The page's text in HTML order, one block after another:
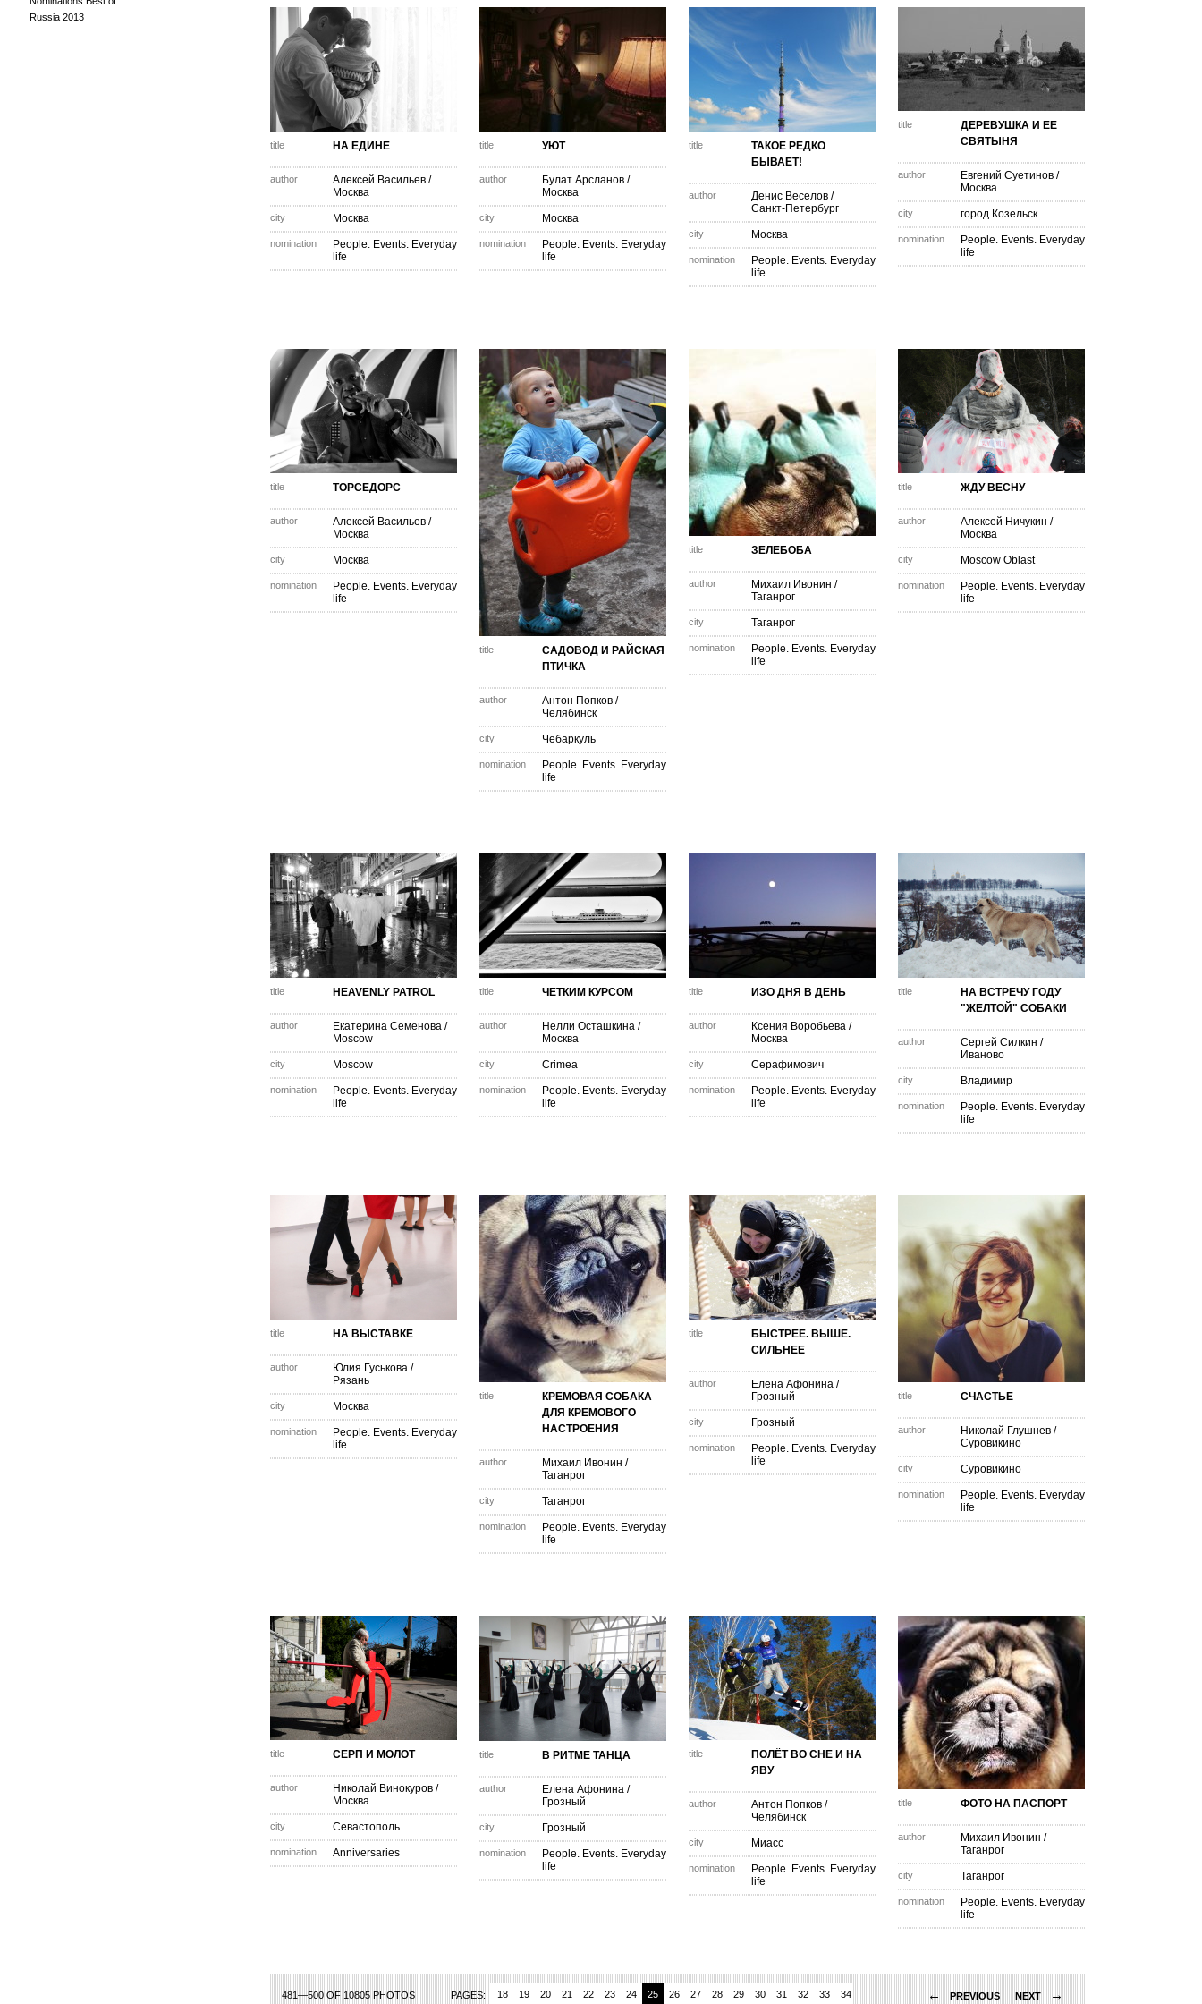
Russia 2013
title НА ЕДИНЕ
author Алексей Васильев /
Москва
city Москва
nomination
People. Events. Everyday
life
title УЮТ
author Булат Арсланов /
Москва
city Москва
nomination
People. Events. Everyday
life
title
ТАКОЕ РЕДКО
БЫВАЕТ!
author Денис Веселов /
Санкт-Петербург
city Москва
nomination
People. Events. Everyday
life
title
ДЕРЕВУШКА И ЕЕ
СВЯТЫНЯ
author Евгений Суетинов /
Москва
city город Козельск
nomination
People. Events. Everyday
life
title ТОРСЕДОРС
author Алексей Васильев /
Москва
city Москва
nomination
People. Events. Everyday
life
title
САДОВОД И РАЙСКАЯ
ПТИЧКА
author Антон Попков /
Челябинск
city Чебаркуль
nomination
People. Events. Everyday
life
title ЗЕЛЕБОБА
author Михаил Ивонин /
Таганрог
city Таганрог
nomination
People. Events. Everyday
life
title ЖДУ ВЕСНУ
author Алексей Ничукин /
Москва
city Moscow Oblast
nomination
People. Events. Everyday
life
title HEAVENLY PATROL
author Екатерина Семенова /
Moscow
city Moscow
nomination
People. Events. Everyday
life
title ЧЕТКИМ КУРСОМ
author Нелли Осташкина /
Москва
city Crimea
nomination
People. Events. Everyday
life
title ИЗО ДНЯ В ДЕНЬ
author Ксения Воробьева /
Москва
city Серафимович
nomination
People. Events. Everyday
life
title
НА ВСТРЕЧУ ГОДУ
"ЖЕЛТОЙ" СОБАКИ
author Сергей Силкин /
Иваново
city Владимир
nomination
People. Events. Everyday
life
title НА ВЫСТАВКЕ
author Юлия Гуськова /
Рязань
city Москва
nomination
People. Events. Everyday
life
title
КРЕМОВАЯ СОБАКА
ДЛЯ КРЕМОВОГО
НАСТРОЕНИЯ
author Михаил Ивонин /
Таганрог
city Таганрог
nomination
People. Events. Everyday
life
title
БЫСТРЕЕ. ВЫШЕ.
СИЛЬНЕЕ
author Елена Афонина /
Грозный
city Грозный
nomination
People. Events. Everyday
life
title СЧАСТЬЕ
author Николай Глушнев /
Суровикино
city Суровикино
nomination
People. Events. Everyday
life
title СЕРП И МОЛОТ
author Николай Винокуров /
Москва
city Севастополь
nomination Anniversaries
title В РИТМЕ ТАНЦА
author Елена Афонина /
Грозный
city Грозный
nomination
People. Events. Everyday
life
title
ПОЛЁТ ВО СНЕ И НА
ЯВУ
author Антон Попков /
Челябинск
city Миасс
nomination
People. Events. Everyday
life
title ФОТО НА ПАСПОРТ
author Михаил Ивонин /
Таганрог
city Таганрог
nomination
People. Events. Everyday
life
481—500 OF 10805 PHOTOS PAGES:
7 8 9 10 11 12 13 14 16 17 18 19 20 21 22 23 24 25 26 27 28 29 30 31 32 33 34 38 39 40 41 42 43 44
← PREVIOUS NEXT →